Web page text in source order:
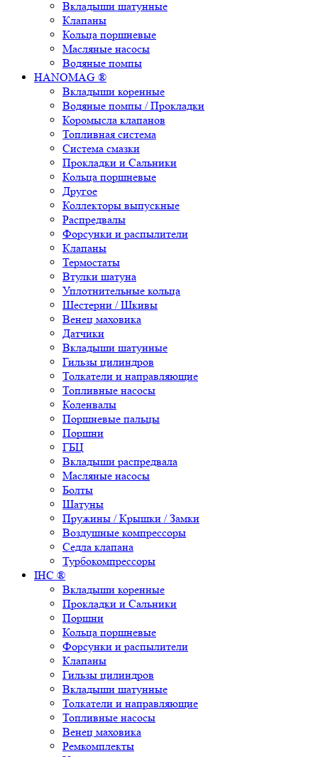
Вкладыши шатунные
Клапаны
Кольца поршневые
Масляные насосы
Водяные помпы
HANOMAG ®
Вкладыши коренные
Водяные помпы / Прокладки
Коромысла клапанов
Топливная система
Система смазки
Прокладки и Сальники
Кольца поршневые
Другое
Коллекторы выпускные
Распредвалы
Форсунки и распылители
Клапаны
Термостаты
Втулки шатуна
Уплотнительные кольца
Шестерни / Шкивы
Венец маховика
Датчики
Вкладыши шатунные
Гильзы цилиндров
Толкатели и направляющие
Топливные насосы
Коленвалы
Поршневые пальцы
Поршни
ГБЦ
Вкладыши распредвала
Масляные насосы
Болты
Шатуны
Пружины / Крышки / Замки
Воздушные компрессоры
Седла клапана
Турбокомпрессоры
IHC ®
Вкладыши коренные
Прокладки и Сальники
Поршни
Кольца поршневые
Форсунки и распылители
Клапаны
Гильзы цилиндров
Вкладыши шатунные
Толкатели и направляющие
Топливные насосы
Венец маховика
Ремкомплекты